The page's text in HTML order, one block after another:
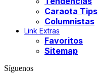
Caraota Tips
Columnistas
Link Extras
Favoritos
Sitemap
Síguenos